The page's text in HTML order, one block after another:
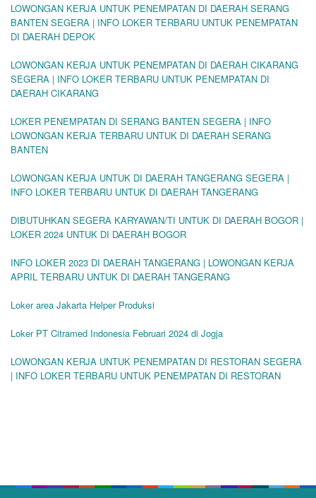
LOWONGAN KERJA UNTUK PENEMPATAN DI DAERAH SERANG
BANTEN SEGERA | INFO LOKER TERBARU UNTUK PENEMPATAN
DI DAERAH DEPOK
LOWONGAN KERJA UNTUK PENEMPATAN DI DAERAH CIKARANG
SEGERA | INFO LOKER TERBARU UNTUK PENEMPATAN DI
DAERAH CIKARANG
LOKER PENEMPATAN DI SERANG BANTEN SEGERA | INFO
LOWONGAN KERJA TERBARU UNTUK DI DAERAH SERANG
BANTEN
LOWONGAN KERJA UNTUK DI DAERAH TANGERANG SEGERA |
INFO LOKER TERBARU UNTUK DI DAERAH TANGERANG
DIBUTUHKAN SEGERA KARYAWAN/TI UNTUK DI DAERAH BOGOR |
LOKER 2024 UNTUK DI DAERAH BOGOR
INFO LOKER 2023 DI DAERAH TANGERANG | LOWONGAN KERJA
APRIL TERBARU UNTUK DI DAERAH TANGERANG
Loker area Jakarta Helper Produksi
Loker PT Citramed Indonesia Februari 2024 di Jogja
LOWONGAN KERJA UNTUK PENEMPATAN DI RESTORAN SEGERA
| INFO LOKER TERBARU UNTUK PENEMPATAN DI RESTORAN